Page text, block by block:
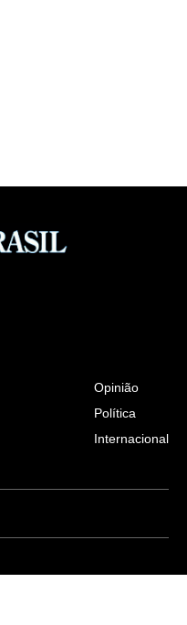
Opinião
Política
Internacional